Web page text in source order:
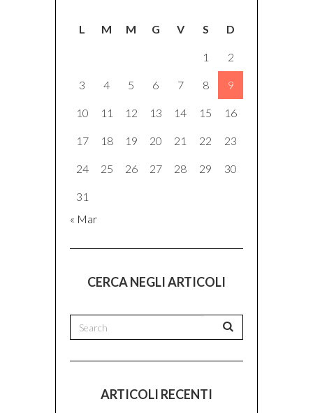
L M M G V S D
1 2
3 4 5 6 7 8 9
10 11 12 13 14 15 16
17 18 19 20 21 22 23
24 25 26 27 28 29 30
31
« Mar
CERCA NEGLI ARTICOLI
ARTICOLI RECENTI